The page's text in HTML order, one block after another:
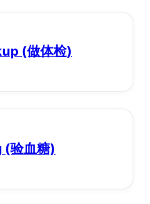
(做体检)
(验血糖)